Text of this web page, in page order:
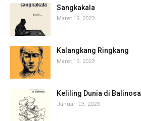
Sangkakala
Maret 19, 2023
Kalangkang Ringkang
Maret 19, 2023
Keliling Dunia di Balinosa
Januari 03, 2023